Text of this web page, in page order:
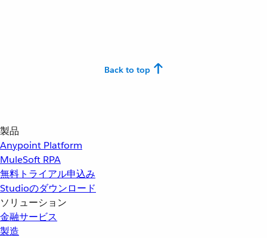
Back to top
製品
Anypoint Platform
MuleSoft RPA
無料トライアル申込み
Studioのダウンロード
ソリューション
金融サービス
製造